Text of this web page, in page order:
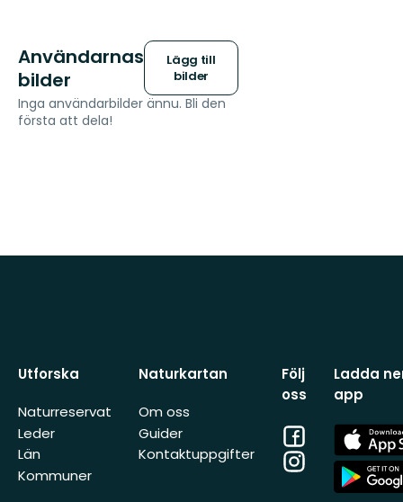
Användarnas
bilder
Lägg till
bilder
Inga användarbilder ännu. Bli den
första att dela!
Utforska
Naturreservat
Leder
Län
Kommuner
Naturkartan
Om oss
Guider
Kontaktuppgifter
Följ
oss
Facebook
Instagram
Ladda
app
App
Store
App
Store